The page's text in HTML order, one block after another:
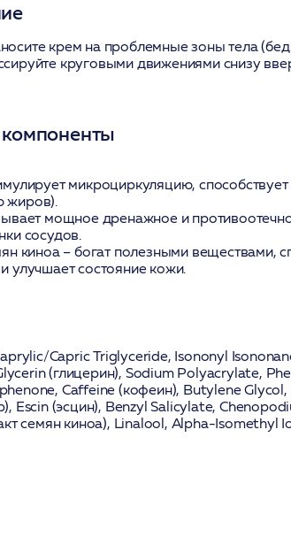
крем на проблемные зоны тела
круговыми движениями снизу
микроциркуляцию,
жиров).
мощное дренажное и
сосудов.
киноа– богат полезными веществами,
улучшает состояние кожи.
Capric Triglyceride, Isononyl
(глицерин), Sodium Polyacrylate,
Caffeine (кофеин), Butylene
Escin (эсцин), Benzyl Salicylate,
семян киноа), Linalool, Alpha-Isomethyl